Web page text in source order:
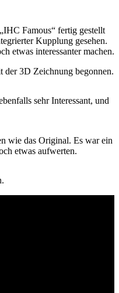
Famous“ fertig gestellt
Kupplung gesehen.
etwas interessanter machen.
der 3D Zeichnung begonnen.
sehr Interessant, und
wie das Original. Es war ein
etwas aufwerten.